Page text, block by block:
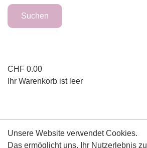
CHF 0.00
Ihr Warenkorb ist leer
ZAHLUNGSMITTEL
Unsere Website verwendet Cookies.
Das ermöglicht uns, Ihr Nutzerlebnis zu